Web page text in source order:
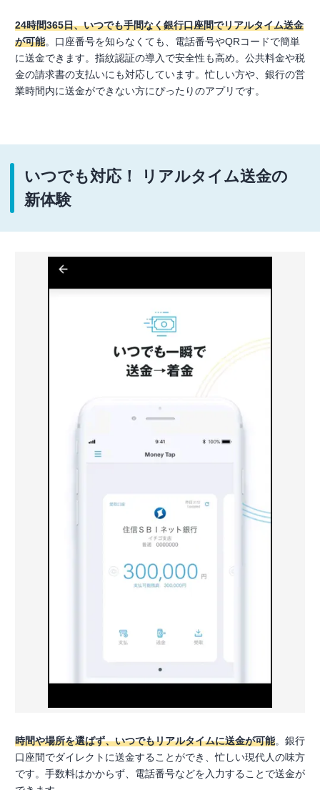
24時間365日、いつでも手間なく銀行口座間でリアルタイム送金
が可能。口座番号を知らなくても、電話番号やQRコードで簡単
に送金できます。指紋認証の導入で安全性も高め。公共料金や税
金の請求書の支払いにも対応しています。忙しい方や、銀行の営
業時間内に送金ができない方にぴったりのアプリです。
いつでも対応！ リアルタイム送金の
新体験
時間や場所を選ばず、いつでもリアルタイムに送金が可能。銀行
口座間でダイレクトに送金することができ、忙しい現代人の味方
です。手数料はかからず、電話番号などを入力することで送金が